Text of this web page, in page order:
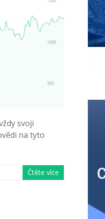
svoji
na tyto
Čtěte více